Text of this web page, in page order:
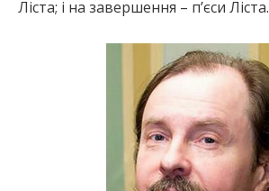
Ліста; і на завершення – п’єси Ліста.